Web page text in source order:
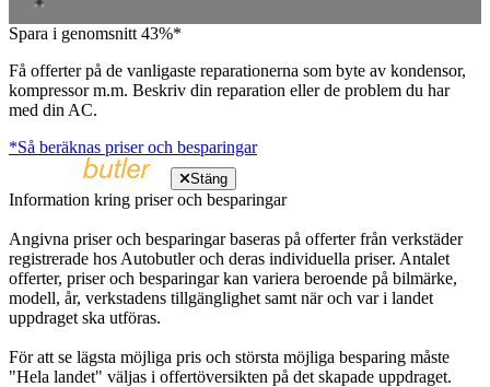
Spara i genomsnitt 43%*
Få offerter på de vanligaste reparationerna som byte av kondensor,
kompressor m.m. Beskriv din reparation eller de problem du har
med din AC.
*Så beräknas priser och besparingar
Stäng
Information kring priser och besparingar
Angivna priser och besparingar baseras på offerter från verkstäder
registrerade hos Autobutler och deras individuella priser. Antalet
offerter, priser och besparingar kan variera beroende på bilmärke,
modell, år, verkstadens tillgänglighet samt när och var i landet
uppdraget ska utföras.
För att se lägsta möjliga pris och största möjliga besparing måste
"Hela landet" väljas i offertöversikten på det skapade uppdraget.